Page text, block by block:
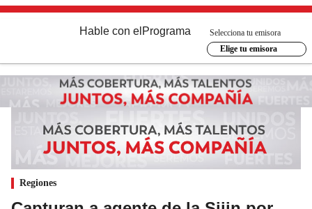
Hable con el Programa
Selecciona tu emisora
Elige tu emisora
Regiones